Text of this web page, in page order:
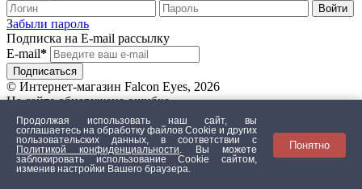
Забыли пароль
Подписка на E-mail рассылку
E-mail*
© Интернет-магазин Falcon Eyes, 2026
На сайте обнаружена ошибка
Текст с ошибкой
Продолжая использовать наш сайт, вы
соглашаетесь на обработку файлов Сookie и других
пользовательских данных, в соответствии с
Политикой конфиденциальности
. Вы можете
заблокировать использование Cookie сайтом,
изменив настройки Вашего браузера.
Понятно